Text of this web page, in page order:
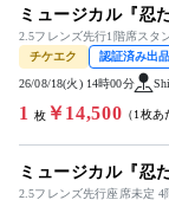
ミュージカル『忍
2.5フレンズ先行1階席スタ
チケエク
認証済み出
26/08/18(火) 14時00分
1 枚￥14,500 （1枚あ
ミュージカル『忍
2.5フレンズ先行座席未定